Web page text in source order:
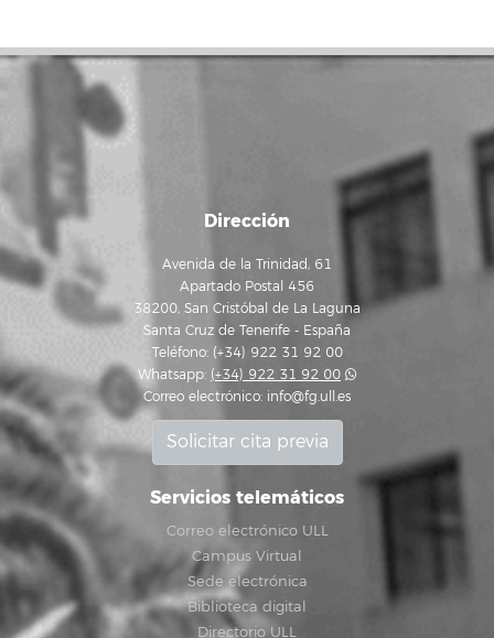
Dirección
Avenida de la Trinidad, 61
Apartado Postal 456
38200, San Cristóbal de La Laguna
Santa Cruz de Tenerife - España
Teléfono: (+34) 922 31 92 00
Whatsapp: (+34) 922 31 92 00
Correo electrónico: info@fg.ull.es
Solicitar cita previa
Servicios telemáticos
Correo electrónico ULL
Campus Virtual
Sede electrónica
Biblioteca digital
Directorio ULL